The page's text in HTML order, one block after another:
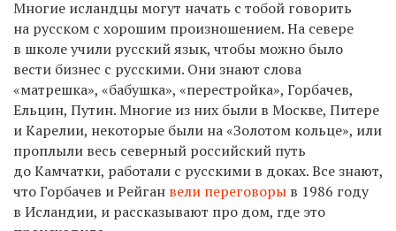
Многие исландцы могут начать с тобой говорить
на русском с хорошим произношением. На севере
в школе учили русский язык, чтобы можно было
вести бизнес с русскими. Они знают слова
«матрешка», «бабушка», «перестройка», Горбачев,
Ельцин, Путин. Многие из них были в Москве, Питере
и Карелии, некоторые были на «Золотом кольце», или
проплыли весь северный российский путь
до Камчатки, работали с русскими в доках. Все знают,
что Горбачев и Рейган вели переговоры в 1986 году
в Исландии, и рассказывают про дом, где это